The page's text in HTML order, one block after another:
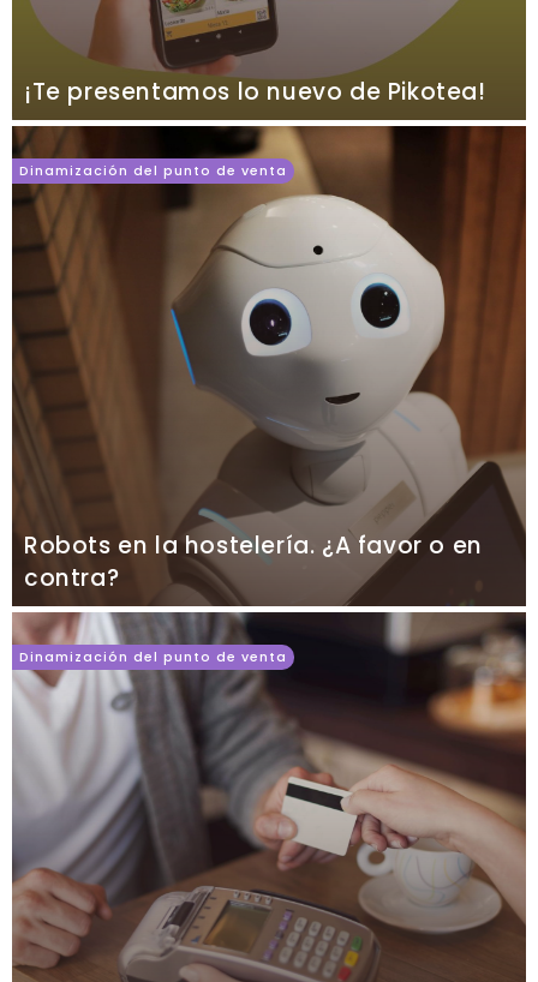
¡Te presentamos lo nuevo de Pikotea!
Dinamización del punto de venta
Robots en la hostelería. ¿A favor o en
contra?
Dinamización del punto de venta